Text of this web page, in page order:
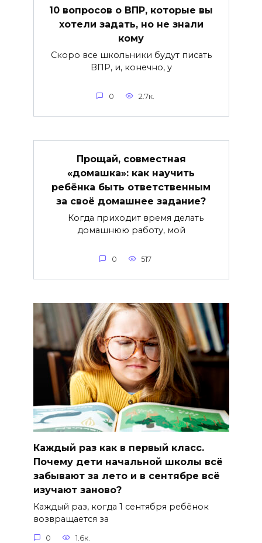
10 вопросов о ВПР, которые вы
хотели задать, но не знали
кому
Скоро все школьники будут писать
ВПР, и, конечно, у
0 2.7к.
Прощай, совместная
«домашка»: как научить
ребёнка быть ответственным
за своё домашнее задание?
Когда приходит время делать
домашнюю работу, мой
0 517
Каждый раз как в первый класс.
Почему дети начальной школы всё
забывают за лето и в сентябре всё
изучают заново?
Каждый раз, когда 1 сентября ребёнок
возвращается за
0 1.6к.